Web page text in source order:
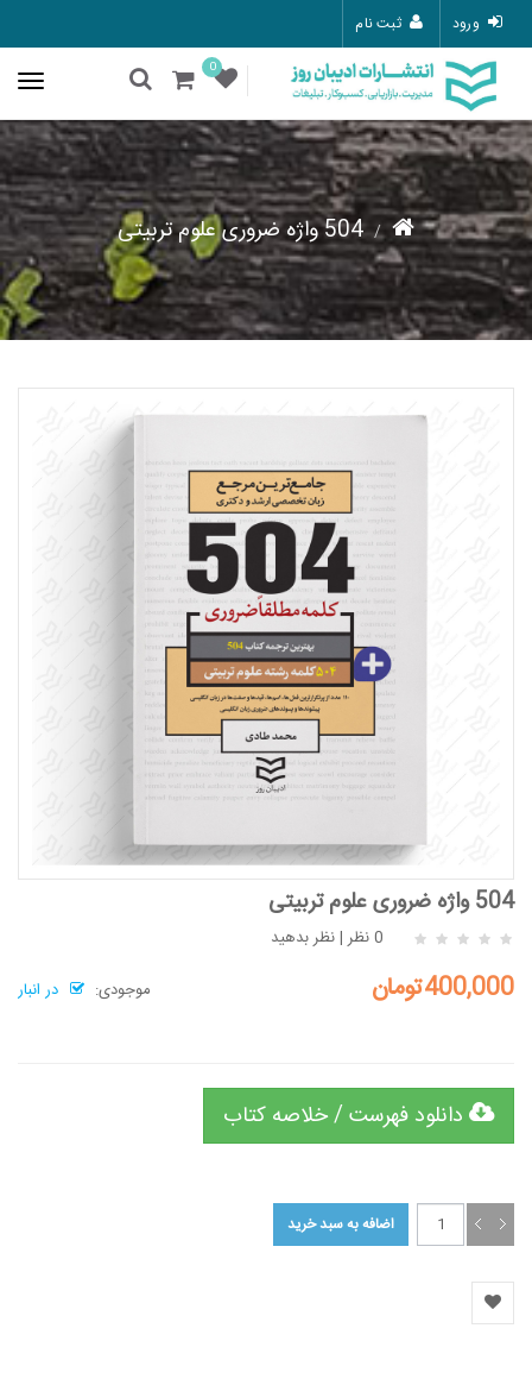
ورود ثبت نام
0
504 واژه ضروری علوم تربیتی
504 واژه ضروری علوم تربیتی
0 نظر |نظر بدهید
موجودی:
در انبار 400,000تومان
دانلود فهرست / خلاصه کتاب